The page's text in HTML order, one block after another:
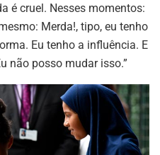
é cruel. Nesses momentos:
Merda!, tipo, eu tenho
Eu tenho a influência. E
não posso mudar isso.”